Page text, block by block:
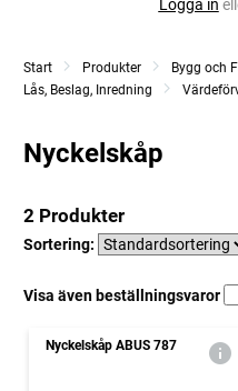
Logga in
Start Produkter
Bygg och
Lås, Beslag, Inredning
Nyckelskåp
2 Produkter
Sortering:
Visa även beställningsvaror
Nyckelskåp ABUS 787